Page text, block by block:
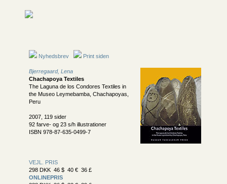
Nyhedsbrev Print siden
Bjerregaard, Lena
Chachapoya Textiles
The Laguna de los Condores Textiles in
the Museo Leymebamba, Chachapoyas,
Peru
2007, 119 sider
92 farve- og 23 s/h illustrationer
ISBN 978-87-635-0499-7
VEJL. PRIS
298 DKK 46 $ 40 € 36 £
ONLINEPRIS